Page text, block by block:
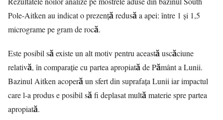
Pole-Aitken au indicat o prezență redusă a apei: între 1 și 1,5
micrograme pe gram de rocă.
Este posibil să existe un alt motiv pentru această uscăciune
relativă, în comparație cu partea apropiată de Pământ a Lunii.
Bazinul Aitken acoperă un sfert din suprafața Lunii iar impactul
care l-a produs e posibil să fi deplasat multă materie spre partea
apropiată.